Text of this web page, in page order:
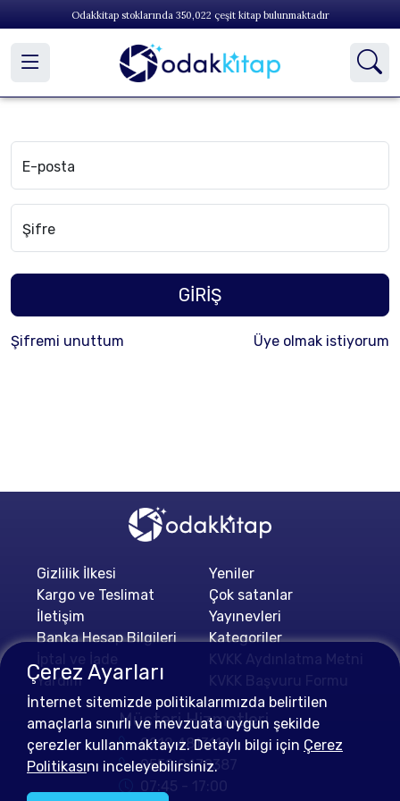
Odakkitap stoklarında 350,022 çeşit kitap bulunmaktadır
E-posta
Şifre
GİRİŞ
Şifremi unuttum Üye olmak istiyorum
Gizlilik İlkesi
Kargo ve Teslimat
İletişim
Banka Hesap Bilgileri
Yardım
Yeniler
Çok satanlar
Yayınevleri
Kategoriler
Müşteri Hizmetleri
0212 4813112
0552 0478387
07:45 - 17:00
Çerez Ayarları
İnternet sitemizde politikalarımızda belirtilen
amaçlarla sınırlı ve mevzuata uygun şekilde
çerezler kullanmaktayız. Detaylı bilgi için Çerez
Politikasını inceleyebilirsiniz.